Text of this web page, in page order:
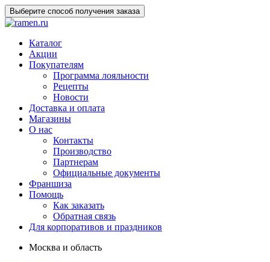
Выберите способ получения заказа
Каталог
Акции
Покупателям
Программа лояльности
Рецепты
Новости
Доставка и оплата
Магазины
О нас
Контакты
Производство
Партнерам
Официальные документы
Франшиза
Помощь
Как заказать
Обратная связь
Для корпоративов и праздников
Москва и область